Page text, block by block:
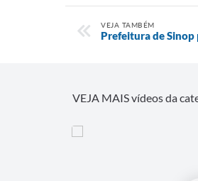
VEJA TAMBÉM
Prefeitura de
VEJA MAIS vídeos da